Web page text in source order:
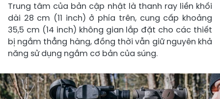
Trung tâm của bản cập nhật là thanh ray liền khối
dài 28 cm (11 inch) ở phía trên, cung cấp khoảng
35,5 cm (14 inch) không gian lắp đặt cho các thiết
bị ngắm thẳng hàng, đồng thời vẫn giữ nguyên khả
năng sử dụng ngắm cơ bản của súng.